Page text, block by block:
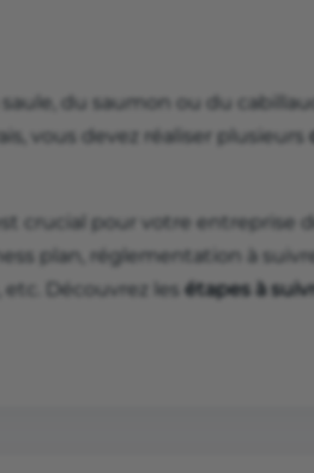
du saumon ou du
vous devez réaliser plusieurs
crucial pour votre entreprise
plan, réglementation à
Découvrez les étapes à